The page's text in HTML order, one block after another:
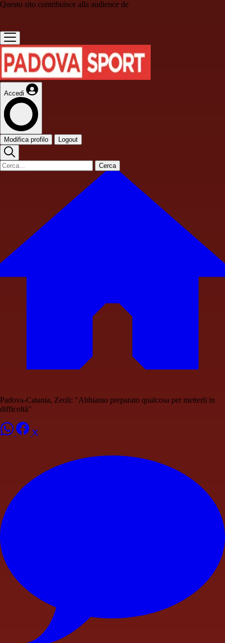
Questo sito contribuisce alla audience de
Accedi
Modifica profilo Logout
Cerca
Padova-Catania, Zeoli: "Abbiamo preparato qualcosa per metterli in
difficoltà"